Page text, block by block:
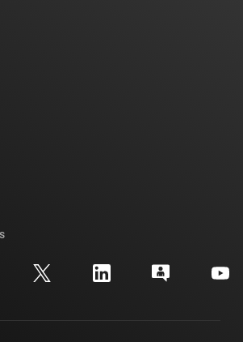
inversionistas
diseño de TI E2E™
cruzadas
al cliente
sobre pedidos